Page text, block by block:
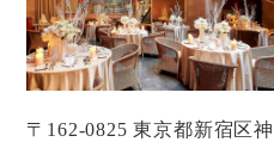
〒162-0825 東京都新宿区